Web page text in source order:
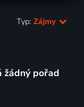
Typ: Zájmy
žádný pořad